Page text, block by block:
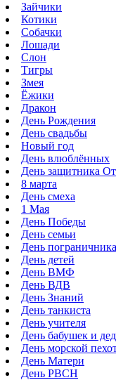
Зайчики
Котики
Собачки
Лошади
Слон
Тигры
Змея
Ёжики
Дракон
День Рождения
День свадьбы
Новый год
День влюблённых
День защитника
8 марта
День смеха
1 Мая
День Победы
День семьи
День пограничника
День детей
День ВМФ
День ВДВ
День Знаний
День танкиста
День учителя
День бабушек и
День морской
День Матери
День РВСН